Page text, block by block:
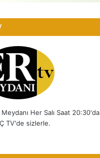
Her Salı Saat 20:30'da
TV'de sizlerle.